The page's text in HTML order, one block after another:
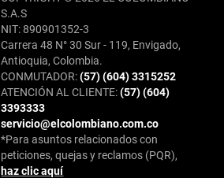
S.A.S
NIT: 890901352-3
Carrera 48 N° 30 Sur - 119, Envigado,
Antioquia, Colombia.
CONMUTADOR:(57) (604) 3315252
ATENCIÓN AL CLIENTE:(57) (604)
3393333
servicio@elcolombiano.com.co
*Para asuntos relacionados con
peticiones, quejas y reclamos (PQR),
haz clic aquí